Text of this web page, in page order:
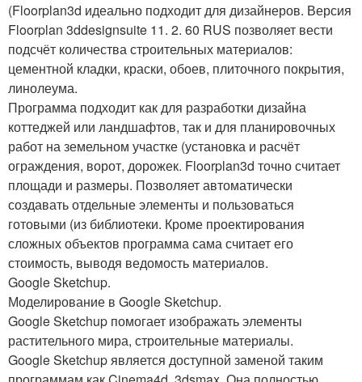
(Floorplan3d идеально подходит для дизайнеров. Версия
Floorplan 3ddesignsuite 11. 2. 60 RUS позволяет вести
подсчёт количества строительных материалов:
цементной кладки, краски, обоев, плиточного покрытия,
линолеума.
Программа подходит как для разработки дизайна
коттеджей или ландшафтов, так и для планировочных
работ на земельном участке (установка и расчёт
ограждения, ворот, дорожек. Floorplan3d точно считает
площади и размеры. Позволяет автоматически
создавать отдельные элементы и пользоваться
готовыми (из библиотеки. Кроме проектирования
сложных объектов программа сама считает его
стоимость, выводя ведомость материалов.
Google Sketchup.
Моделирование в Google Sketchup.
Google Sketchup помогает изображать элементы
растительного мира, строительные материалы.
Google Sketchup является доступной заменой таким